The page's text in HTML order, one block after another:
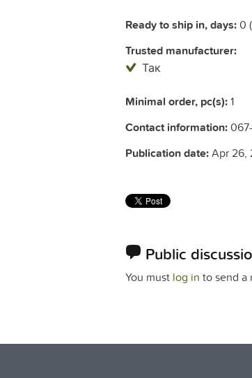
Ready to ship in, days:0
Trusted manufacturer:
Так
Minimal order, pc(s):1
Contact information:
Publication date:Apr 26,
Public
You must log in to send a